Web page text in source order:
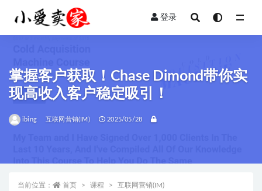
登录
掌握客户获取！Chase Dimond带你实
现高收入客户稳定吸引！
ibing 互联网营销(IM) 2025/05/28
当前位置： 首页 课程 互联网营销(IM)